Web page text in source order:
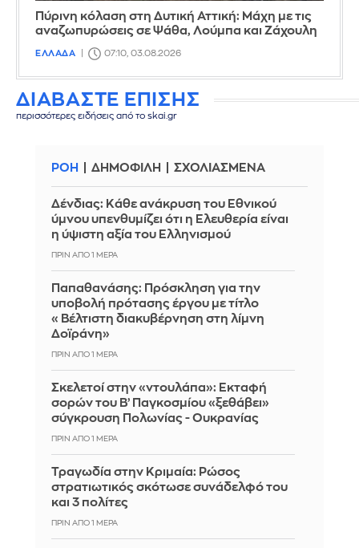
Πύρινη κόλαση στη Δυτική Αττική: Μάχη με τις
αναζωπυρώσεις σε Ψάθα, Λούμπα και Ζάχουλη
ΕΛΛΑΔΑ 07:10, 03.08.2026
ΔΙΑΒΑΣΤΕ ΕΠΙΣΗΣ
περισσότερες ειδήσεις από το skai.gr
ΡΟΗ ΔΗΜΟΦΙΛΗ ΣΧΟΛΙΑΣΜΕΝΑ
Δένδιας: Κάθε ανάκρυση του Εθνικού
ύμνου υπενθυμίζει ότι η Ελευθερία είναι
η ύψιστη αξία του Ελληνισμού
ΠΡΙΝ ΑΠΌ 1 ΜΈΡΑ
Παπαθανάσης: Πρόσκληση για την
υποβολή πρότασης έργου με τίτλο
«Βέλτιστη διακυβέρνηση στη λίμνη
Δοϊράνη»
ΠΡΙΝ ΑΠΌ 1 ΜΈΡΑ
Σκελετοί στην «ντουλάπα»: Εκταφή
σορών του Β’ Παγκοσμίου «ξεθάβει»
σύγκρουση Πολωνίας - Ουκρανίας
ΠΡΙΝ ΑΠΌ 1 ΜΈΡΑ
Τραγωδία στην Κριμαία: Ρώσος
στρατιωτικός σκότωσε συνάδελφό του
και 3 πολίτες
ΠΡΙΝ ΑΠΌ 1 ΜΈΡΑ